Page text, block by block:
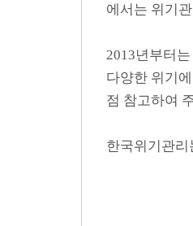
에서는 위기
2013년부터
다양한 위기
점 참고하여
한국위기관